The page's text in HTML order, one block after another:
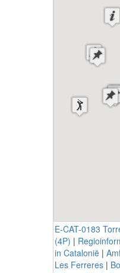
E-CAT-0183
(4P) |
in Catalonië |
Les Ferreres |